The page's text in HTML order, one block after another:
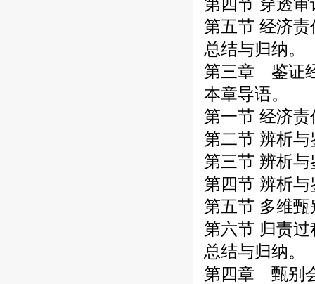
第四节 穿透
第五节 经济
总结与归纳。
第三章 鉴证
本章导语。
第一节 经济
第二节 辨析
第三节 辨析
第四节 辨析
第五节 多维
第六节 归责
总结与归纳。
第四章 甄别